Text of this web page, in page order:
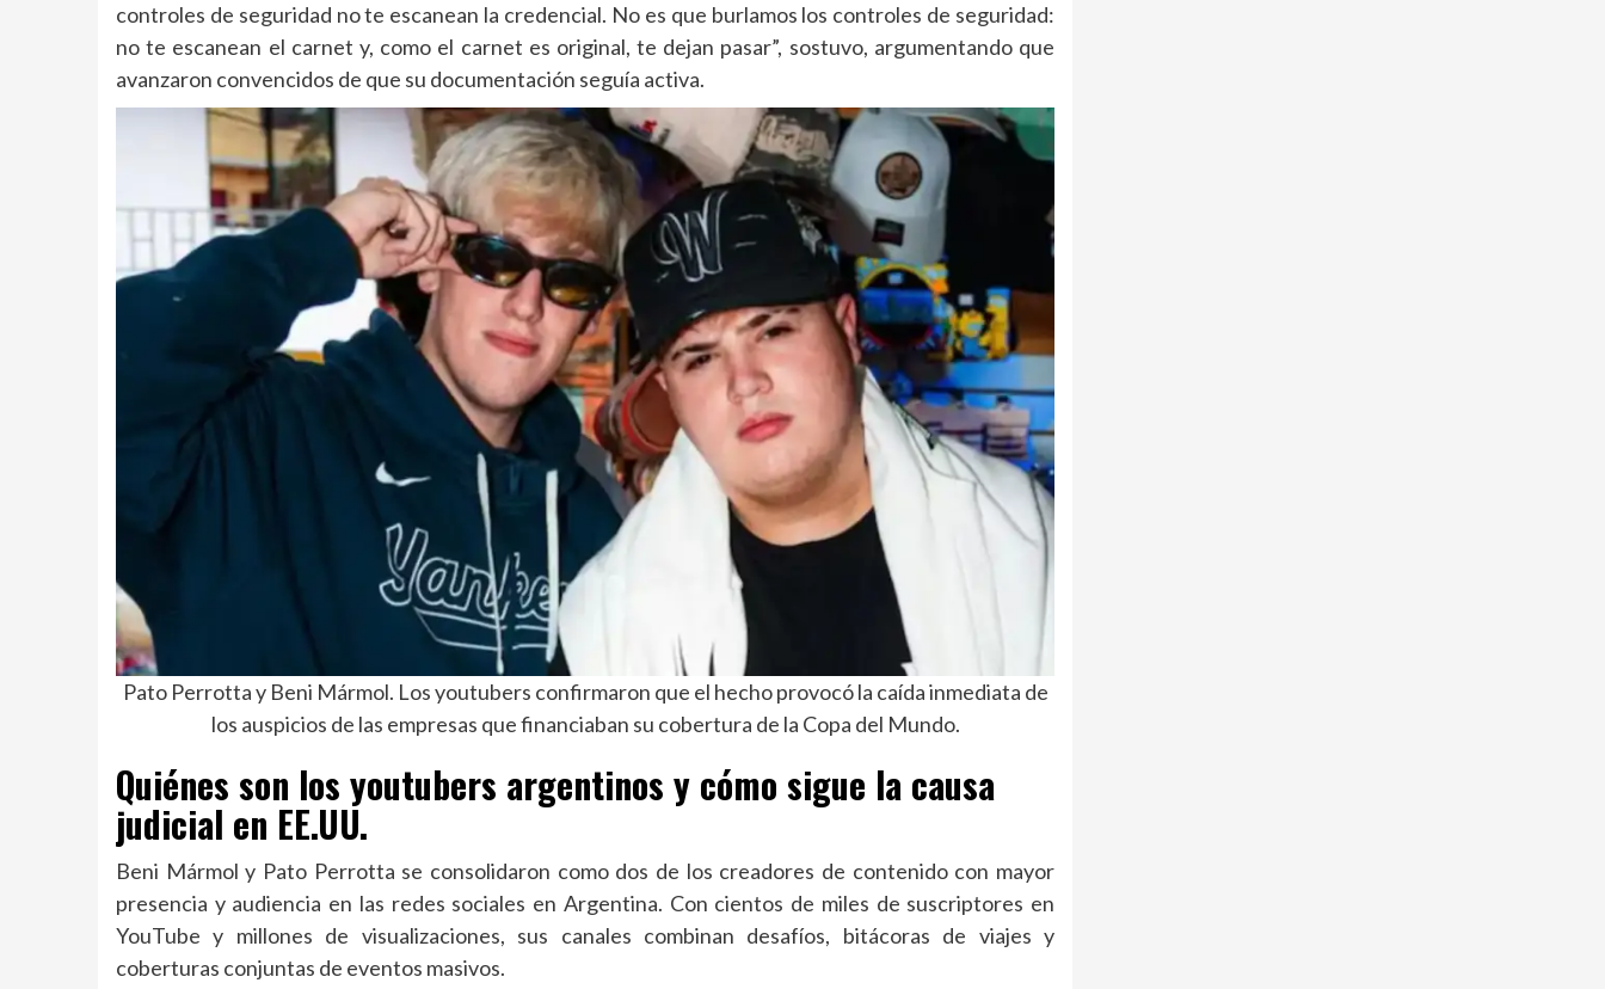
controles de seguridad no te escanean la credencial. No es que burlamos los controles de seguridad:
no te escanean el carnet y, como el carnet es original, te dejan pasar”, sostuvo, argumentando que
avanzaron convencidos de que su documentación seguía activa.
Pato Perrotta y Beni Mármol. Los youtubers confirmaron que el hecho provocó la caída inmediata de
los auspicios de las empresas que financiaban su cobertura de la Copa del Mundo.
Quiénes son los youtubers argentinos y cómo sigue la causa
judicial en EE.UU.
Beni Mármol y Pato Perrotta se consolidaron como dos de los creadores de contenido con mayor
presencia y audiencia en las redes sociales en Argentina. Con cientos de miles de suscriptores en
YouTube y millones de visualizaciones, sus canales combinan desafíos, bitácoras de viajes y
coberturas conjuntas de eventos masivos.